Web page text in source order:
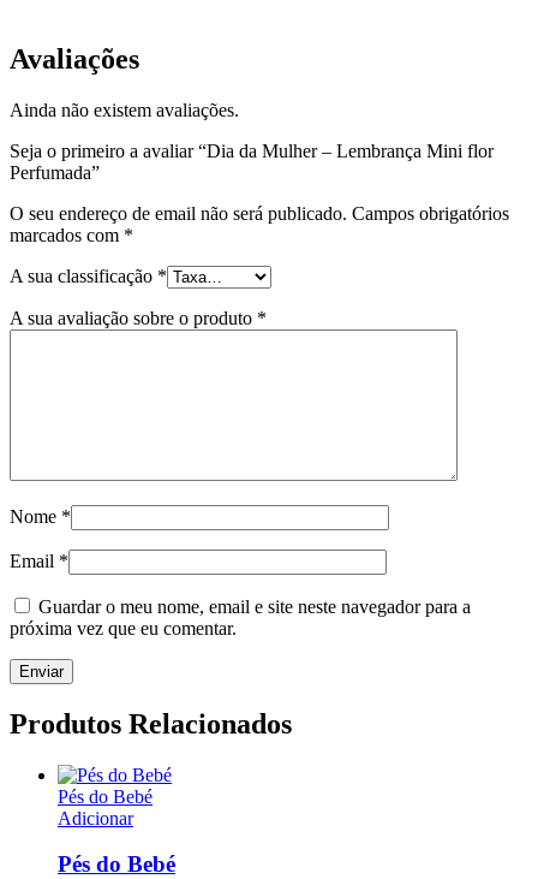
Avaliações
Ainda não existem avaliações.
Seja o primeiro a avaliar “Dia da Mulher – Lembrança Mini flor
Perfumada”
O seu endereço de email não será publicado. Campos obrigatórios
marcados com *
A sua classificação *
A sua avaliação sobre o produto *
Nome *
Email *
Guardar o meu nome, email e site neste navegador para a
próxima vez que eu comentar.
Produtos Relacionados
Pés do Bebé
Adicionar
Pés do Bebé